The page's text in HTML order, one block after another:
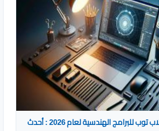
أفضل أجهزة اللاب توب للبرامج الهندسية لعام 2026 : أحدث